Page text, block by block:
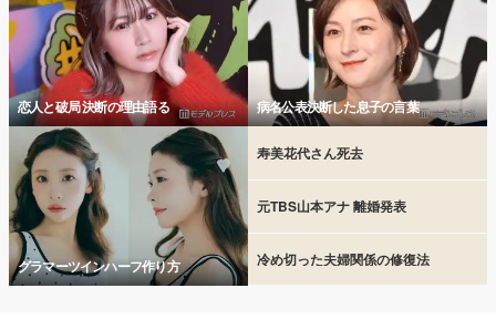
恋人と破局 決断の理由語る 病名公表決断した息子の言葉
グラマーツインハーフ作り方
寿美花代さん死去
元TBS山本アナ 離婚発表
冷め切った夫婦関係の修復法